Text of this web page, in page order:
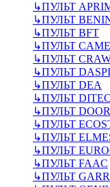
↳ПУЛЬТ
↳ПУЛЬТ
↳ПУЛЬТ BFT
↳ПУЛЬТ CAME
↳ПУЛЬТ
↳ПУЛЬТ DASPI
↳ПУЛЬТ DEA
↳ПУЛЬТ DITEC
↳ПУЛЬТ
↳ПУЛЬТ
↳ПУЛЬТ
↳ПУЛЬТ
↳ПУЛЬТ FAAC
↳ПУЛЬТ